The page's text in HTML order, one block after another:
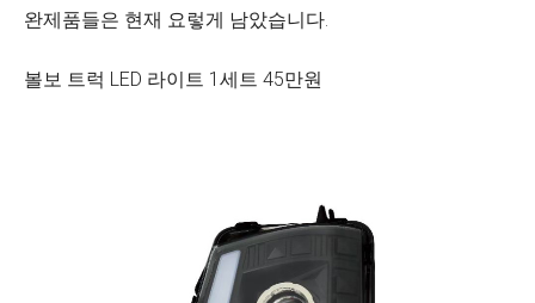
완제품들은 현재 요렇게 남았습니다.
볼보 트럭 LED 라이트 1세트 45만원